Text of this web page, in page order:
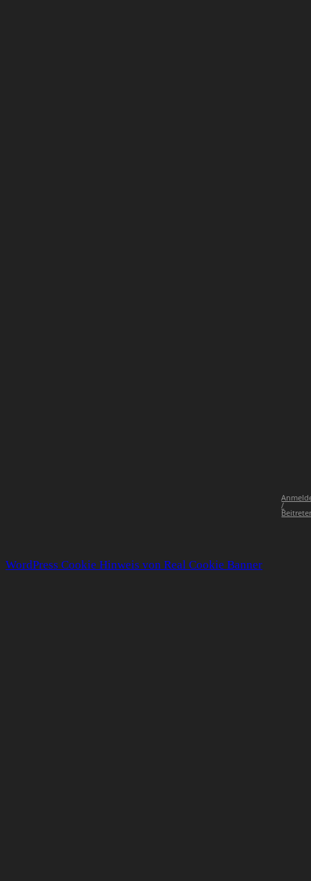
/
WordPress Cookie Hinweis von Real Cookie Banner